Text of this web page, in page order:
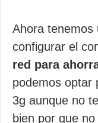
Ahora tenemos
configurar el
red para
podemos optar
3g aunque no
bien por que